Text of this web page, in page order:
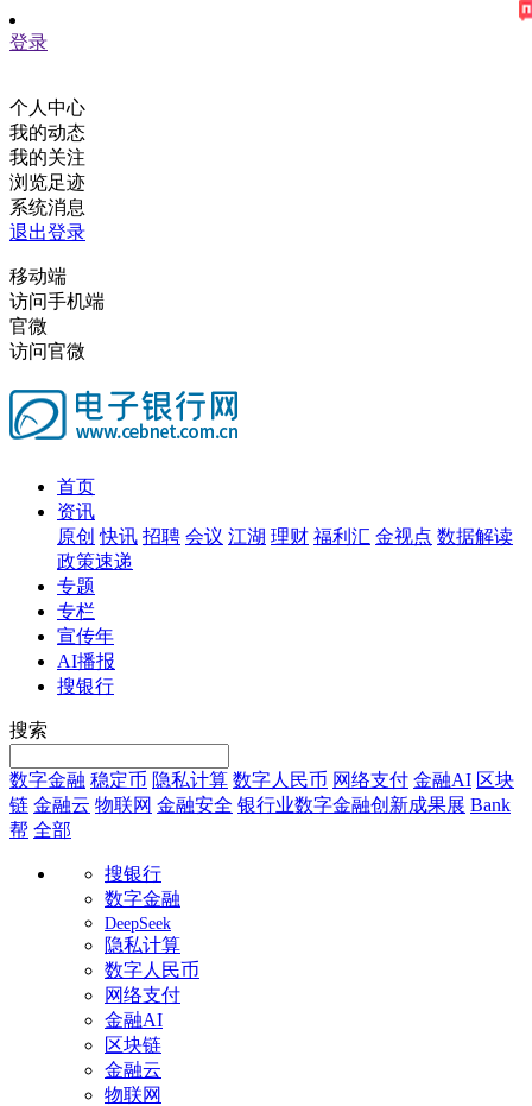
登录
个人中心
我的动态
我的关注
浏览足迹
系统消息
退出登录
移动端
访问手机端
官微
访问官微
首页
资讯
原创 快讯 招聘 会议 江湖 理财 福利汇 金视点 数据解读
政策速递
专题
专栏
宣传年
AI播报
搜银行
搜索
数字金融 稳定币 隐私计算 数字人民币 网络支付 金融AI 区块
链 金融云 物联网 金融安全 银行业数字金融创新成果展 Bank
帮 全部
搜银行
数字金融
DeepSeek
隐私计算
数字人民币
网络支付
金融AI
区块链
金融云
物联网